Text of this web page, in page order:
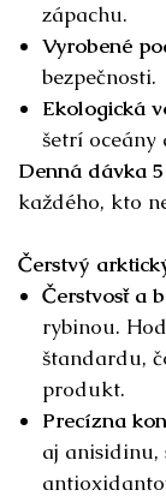
zápachu.
Vyrobené
bezpečnosti.
Ekologická
šetrí oceány
Denná dávka
každého, kto
Čerstvý
Čerstvosť a
rybinou.
štandardu,
produkt.
Precízna
aj